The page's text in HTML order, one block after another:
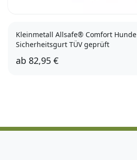
Kleinmetall Allsafe® Comfort Hunde
Sicherheitsgurt TÜV geprüft
ab 82,95 €